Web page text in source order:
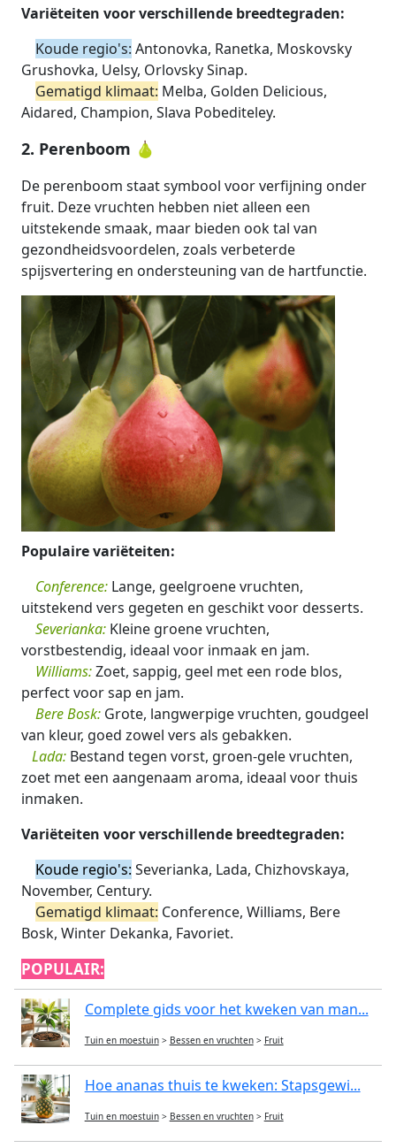
Variëteiten voor verschillende breedtegraden:
Koude regio's: Antonovka, Ranetka, Moskovsky
Grushovka, Uelsy, Orlovsky Sinap.
Gematigd klimaat: Melba, Golden Delicious,
Aidared, Champion, Slava Pobediteley.
2. Perenboom 🍐
De perenboom staat symbool voor verfijning onder
fruit. Deze vruchten hebben niet alleen een
uitstekende smaak, maar bieden ook tal van
gezondheidsvoordelen, zoals verbeterde
spijsvertering en ondersteuning van de hartfunctie.
Populaire variëteiten:
Conference: Lange, geelgroene vruchten,
uitstekend vers gegeten en geschikt voor desserts.
Severianka: Kleine groene vruchten,
vorstbestendig, ideaal voor inmaak en jam.
Williams:Zoet, sappig, geel met een rode blos,
perfect voor sap en jam.
Bere Bosk: Grote, langwerpige vruchten, goudgeel
van kleur, goed zowel vers als gebakken.
Lada: Bestand tegen vorst, groen-gele vruchten,
zoet met een aangenaam aroma, ideaal voor thuis
inmaken.
Variëteiten voor verschillende breedtegraden:
Koude regio's: Severianka, Lada, Chizhovskaya,
November, Century.
Gematigd klimaat: Conference, Williams, Bere
Bosk, Winter Dekanka, Favoriet.
POPULAIR:
Complete gids voor het kweken van man...
Tuin en moestuin > Bessen en vruchten > Fruit
Hoe ananas thuis te kweken: Stapsgewi...
Tuin en moestuin > Bessen en vruchten > Fruit